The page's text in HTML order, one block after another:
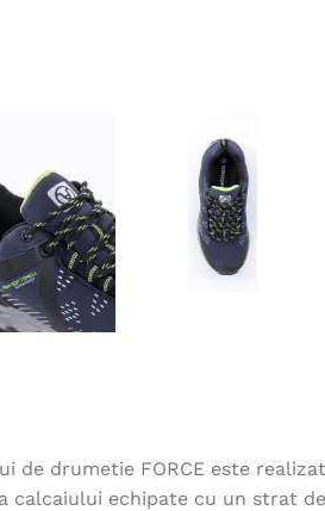
de drumetie FORCE este
calcaiului echipate cu un strat